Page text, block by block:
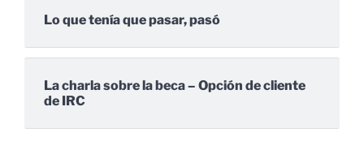
Lo que tenía que pasar, pasó
La charla sobre la beca – Opción de cliente
de IRC